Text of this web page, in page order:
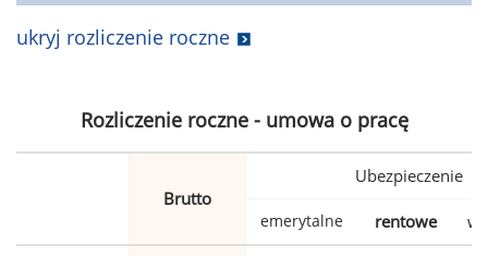
ukryj rozliczenie roczne
Rozliczenie roczne - umowa o pracę
Brutto
Ubezpieczenie
emerytalne rentowe